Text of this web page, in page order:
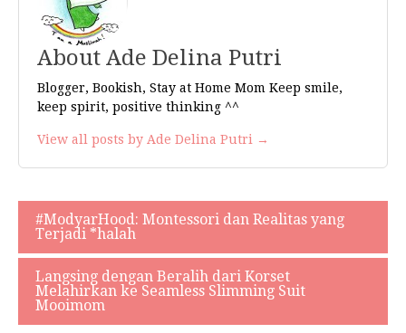
About Ade Delina Putri
Blogger, Bookish, Stay at Home Mom Keep smile,
keep spirit, positive thinking ^^
View all posts by Ade Delina Putri →
Navigasi
pos
#ModyarHood: Montessori dan Realitas yang
Terjadi *halah
Langsing dengan Beralih dari Korset
Melahirkan ke Seamless Slimming Suit
Mooimom